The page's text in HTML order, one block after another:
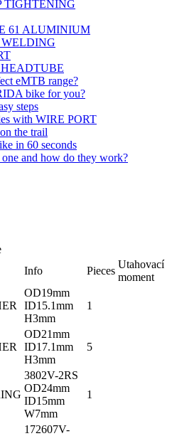
TIGHTENING
61 ALUMINIUM
WELDING
HEADTUBE
eMTB range?
bike for you?
steps
with WIRE PORT
the trail
in 60 seconds
and how do they work?
Info Pieces
Utahovací
moment
OD19mm
ID15.1mm
H3mm
1
OD21mm
ID17.1mm
H3mm
5
3802V-2RS
OD24mm
ID15mm
W7mm
1
172607V-